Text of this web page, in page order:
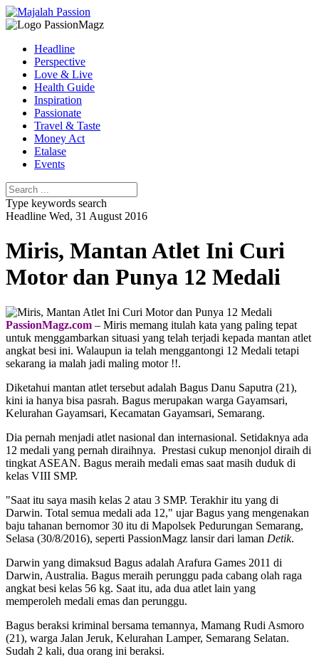
Headline
Perspective
Love & Live
Health Guide
Inspiration
Passionate
Travel & Taste
Money Act
Etalase
Events
Type keywords search
Headline Wed, 31 August 2016
Miris, Mantan Atlet Ini Curi
Motor dan Punya 12 Medali
PassionMagz.com – Miris memang itulah kata yang paling tepat
untuk menggambarkan situasi yang telah terjadi kepada mantan atlet
angkat besi ini. Walaupun ia telah menggantongi 12 Medali tetapi
sekarang ia malah jadi maling motor !!.
Diketahui mantan atlet tersebut adalah Bagus Danu Saputra (21),
kini ia hanya bisa pasrah. Bagus merupakan warga Gayamsari,
Kelurahan Gayamsari, Kecamatan Gayamsari, Semarang.
Dia pernah menjadi atlet nasional dan internasional. Setidaknya ada
12 medali yang pernah diraihnya. Prestasi cukup menonjol diraih di
tingkat ASEAN. Bagus meraih medali emas saat masih duduk di
kelas VIII SMP.
"Saat itu saya masih kelas 2 atau 3 SMP. Terakhir itu yang di
Darwin. Total semua medali ada 12," ujar Bagus yang mengenakan
baju tahanan bernomor 30 itu di Mapolsek Pedurungan Semarang,
Selasa (30/8/2016), seperti PassionMagz lansir dari laman Detik.
Darwin yang dimaksud Bagus adalah Arafura Games 2011 di
Darwin, Australia. Bagus meraih perunggu pada cabang olah raga
angkat besi kelas 56 kg. Saat itu, ada dua atlet lain yang
memperoleh medali emas dan perunggu.
Bagus beraksi kriminal bersama temannya, Mamang Rudi Asmoro
(21), warga Jalan Jeruk, Kelurahan Lamper, Semarang Selatan.
Sudah 2 kali, dua orang ini beraksi.